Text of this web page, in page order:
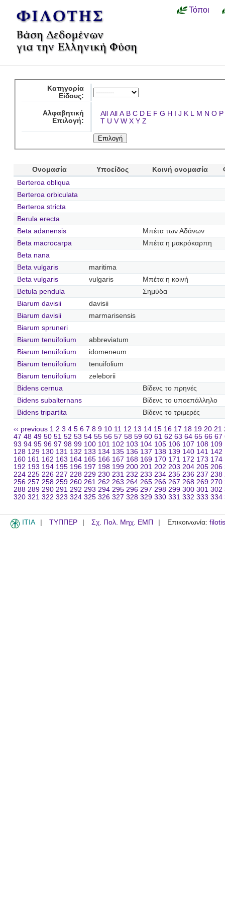
Τόποι
Κατηγορία
Είδους:
Αλφαβητική
Επιλογή:
All All A B C D E F G H I J K L M N O P
T U V W X Y Z
Ονομασία Υποείδος Κοινή ονομασία
Berteroa obliqua
Berteroa orbiculata
Berteroa stricta
Berula erecta
Beta adanensis
Μπέτα των Αδάνων
Beta macrocarpa
Μπέτα η μακρόκαρπη
Beta nana
Beta vulgaris
maritima
Beta vulgaris
vulgaris
Μπέτα η κοινή
Betula pendula
Σημύδα
Biarum davisii
davisii
Biarum davisii
marmarisensis
Biarum spruneri
Biarum tenuifolium
abbreviatum
Biarum tenuifolium
idomeneum
Biarum tenuifolium
tenuifolium
Biarum tenuifolium
zeleborii
Bidens cernua
Βίδενς το πρηνές
Bidens subalternans
Βίδενς το υποεπάλληλο
Bidens tripartita
Βίδενς το τριμερές
‹‹ previous 1 2 3 4 5 6 7 8 9 10 11 12 13 14 15 16 17 18 19 20 21
47 48 49 50 51 52 53 54 55 56 57 58 59 60 61 62 63 64 65 66 67
93 94 95 96 97 98 99 100 101 102 103 104 105 106 107 108 109
128 129 130 131 132 133 134 135 136 137 138 139 140 141 142
160 161 162 163 164 165 166 167 168 169 170 171 172 173 174
192 193 194 195 196 197 198 199 200 201 202 203 204 205 206
224 225 226 227 228 229 230 231 232 233 234 235 236 237 238
256 257 258 259 260 261 262 263 264 265 266 267 268 269 270
288 289 290 291 292 293 294 295 296 297 298 299 300 301 302
320 321 322 323 324 325 326 327 328 329 330 331 332 333 334
ITIA ΤΥΠΠΕΡ Σχ. Πολ. Μηχ. ΕΜΠ Επικοινωνία: